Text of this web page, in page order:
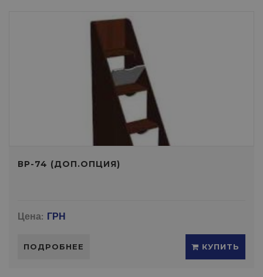
ВР-74 (ДОП.ОПЦИЯ)
Цена: ГРН
ПОДРОБНЕЕ КУПИТЬ